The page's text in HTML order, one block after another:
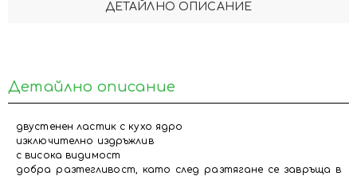
ДЕТАЙЛНО ОПИСАНИЕ
Детайлно описание
двустенен ластик с кухо ядро
изключително издръжлив
с висока видимост
добра разтегливост, като след разтягане се завръща в